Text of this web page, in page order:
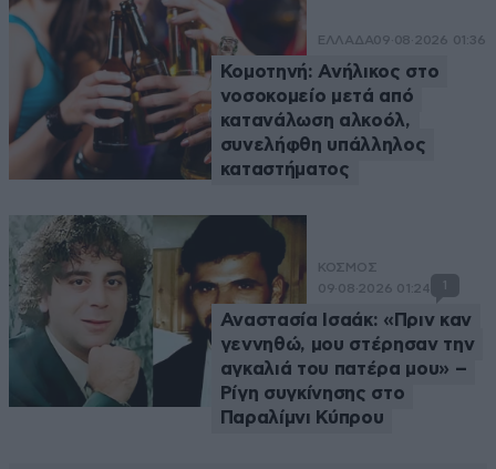
ΕΛΛΑΔΑ09·08·2026 01:36
Κομοτηνή: Ανήλικος στο
νοσοκομείο μετά από
κατανάλωση αλκοόλ,
συνελήφθη υπάλληλος
καταστήματος
ΚΟΣΜΟΣ
09·08·2026 01:24
Αναστασία Ισαάκ: «Πριν καν
γεννηθώ, μου στέρησαν την
αγκαλιά του πατέρα μου» –
Ρίγη συγκίνησης στο
Παραλίμνι Κύπρου